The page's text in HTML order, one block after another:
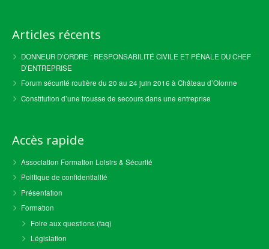
Articles récents
DONNEUR D’ORDRE : RESPONSABILITÉ CIVILE ET PÉNALE DU CHEF
D’ENTREPRISE
Forum sécurité routière du 20 au 24 juin 2016 à Château d’Olonne
Constitution d’une trousse de secours dans une entreprise
Accès rapide
Association Formation Loisirs & Sécurité
Politique de confidentialité
Présentation
Formation
Foire aux questions (faq)
Législation